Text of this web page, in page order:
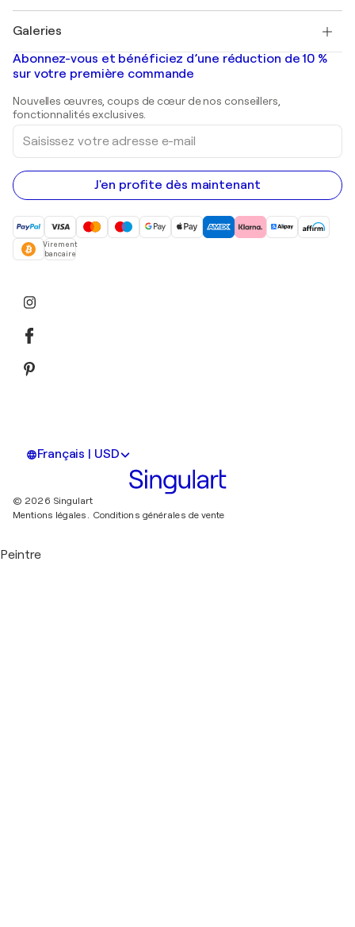
Banksy
Mr. Brainwash
Shepard Fairey
Tableaux abstraits à vendre
Peintures de paysage
Estampes
Peintures acryliques
Galeries
Galeries d'art en France
Galeries d'art en Belgique
Abonnez-vous et bénéficiez d’une réduction de 10 %
sur votre première commande
Nouvelles œuvres, coups de cœur de nos conseillers,
fonctionnalités exclusives.
Saisissez
votre
adresse
e-
mail
J'en profite dès maintenant
Virement
bancaire
Français | USD
© 2026 Singulart
Mentions légales. Conditions générales de vente
Peintre